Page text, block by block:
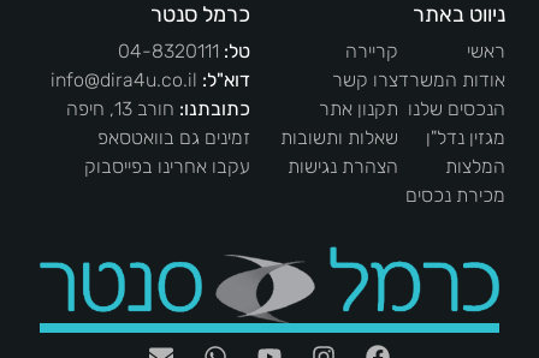
ניווט באתר
ראשי
אודות המשרד
הנכסים שלנו
מגזין נדל"ן
המלצות
מכירת נכסים
קריירה
צרו קשר
תקנון אתר
שאלות ותשובות
הצהרת נגישות
כרמל סנטר
טל: 04-8320111
דוא"ל: info@dira4u.co.il
כתובתנו: חורב 13, חיפה
זמינים גם בוואטסאפ
עקבו אחרינו בפייסבוק